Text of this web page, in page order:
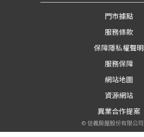
門市據點
服務條款
保障隱私權聲明
服務保障
網站地圖
資源網站
異業合作提案
©信義房屋股份有限公司